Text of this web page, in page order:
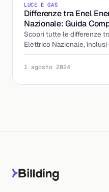
LUCE E GAS
Differenze tra Enel
Nazionale: Guida
Scopri tutte le differenze
Elettrico Nazionale,
utili. Entra ora nel dettaglio!
1 agosto 2024